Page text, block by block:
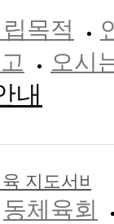
내
지도서비
목적
오시
동체육회